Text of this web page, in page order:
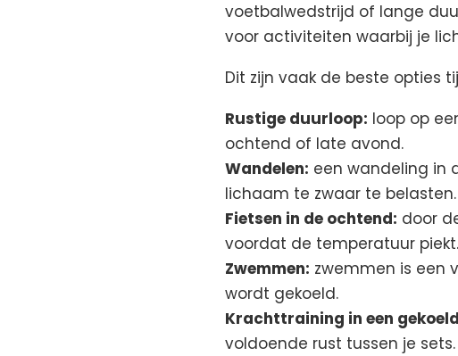
voetbalwedstrijd of lange
voor activiteiten waarbij je
Dit zijn vaak de beste opties
Rustige duurloop: loop op
ochtend of late avond.
Wandelen: een wandeling in
lichaam te zwaar te belasten.
Fietsen in de ochtend: door
voordat de temperatuur piekt.
Zwemmen: zwemmen is een
wordt gekoeld.
Krachttraining in een
voldoende rust tussen je sets.